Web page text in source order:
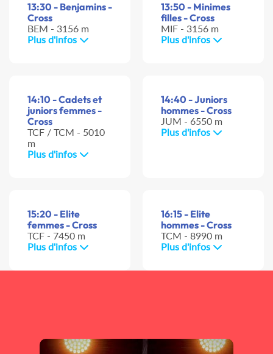
13:30 - Benjamins -
Cross
BEM - 3156 m
Plus d'infos
13:50 - Minimes
filles - Cross
MIF - 3156 m
Plus d'infos
14:10 - Cadets et
juniors femmes -
Cross
TCF / TCM - 5010
m
Plus d'infos
14:40 - Juniors
hommes - Cross
JUM - 6550 m
Plus d'infos
15:20 - Elite
femmes - Cross
TCF - 7450 m
Plus d'infos
16:15 - Elite
hommes - Cross
TCM - 8990 m
Plus d'infos